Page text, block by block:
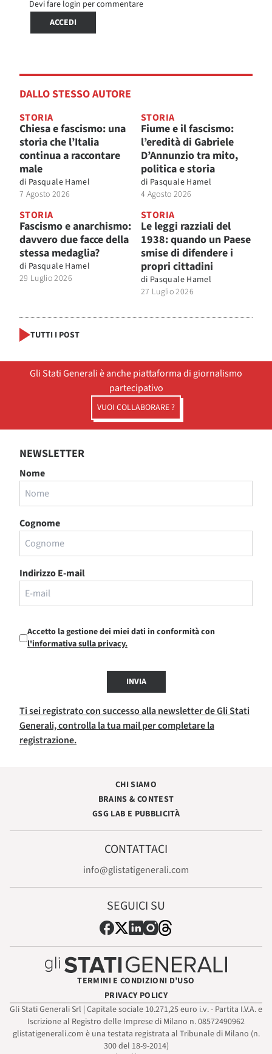
Devi fare login per commentare
ACCEDI
DALLO STESSO AUTORE
STORIA
Chiesa e fascismo: una
storia che l’Italia
continua a raccontare
male
di Pasquale Hamel
7 Agosto 2026
STORIA
Fiume e il fascismo:
l’eredità di Gabriele
D’Annunzio tra mito,
politica e storia
di Pasquale Hamel
4 Agosto 2026
STORIA
Fascismo e anarchismo:
davvero due facce della
stessa medaglia?
di Pasquale Hamel
29 Luglio 2026
STORIA
Le leggi razziali del
1938: quando un Paese
smise di difendere i
propri cittadini
di Pasquale Hamel
27 Luglio 2026
TUTTI I POST
Gli Stati Generali è anche piattaforma di giornalismo
partecipativo
VUOI COLLABORARE ?
NEWSLETTER
Nome
Cognome
Indirizzo E-mail
Accetto la gestione dei miei dati in conformità con
l'informativa sulla privacy.
INVIA
Ti sei registrato con successo alla newsletter de Gli Stati
Generali, controlla la tua mail per completare la
registrazione.
CHI SIAMO
BRAINS & CONTEST
GSG LAB E PUBBLICITÀ
CONTATTACI
info@glistatigenerali.com
SEGUICI SU
TERMINI E CONDIZIONI D’USO
PRIVACY POLICY
Gli Stati Generali Srl | Capitale sociale 10.271,25 euro i.v. - Partita I.V.A. e
Iscrizione al Registro delle Imprese di Milano n. 08572490962
glistatigenerali.com è una testata registrata al Tribunale di Milano (n.
300 del 18-9-2014)